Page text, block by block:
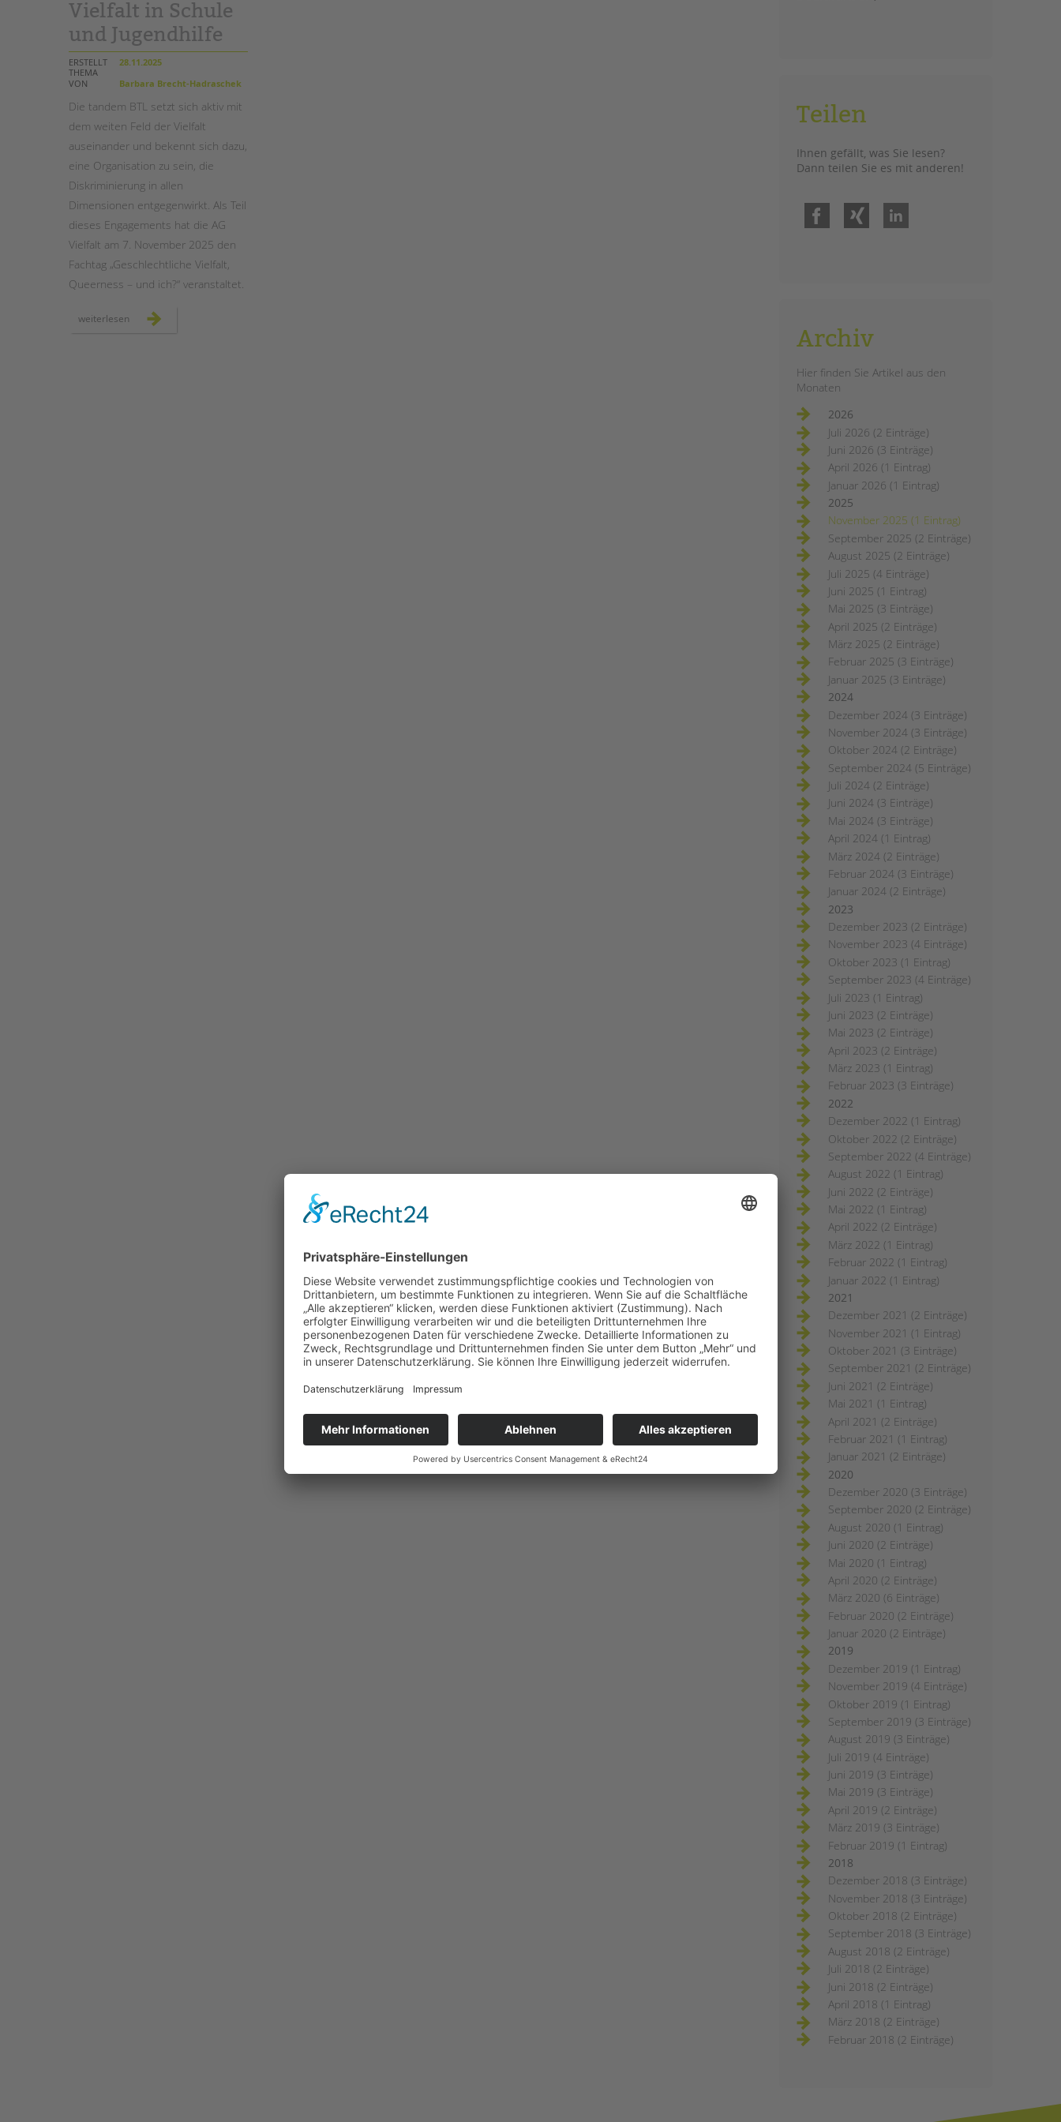
Vielfalt in Schule
und Jugendhilfe
ERSTELLT
28.11.2025
THEMA
VON
Barbara Brecht-Hadraschek
Die tandem BTL setzt sich aktiv mit
dem weiten Feld der Vielfalt
auseinander und bekennt sich dazu,
eine Organisation zu sein, die
Diskriminierung in allen
Dimensionen entgegenwirkt. Als Teil
dieses Engagements hat die AG
Vielfalt am 7. November 2025 den
Fachtag „Geschlechtliche Vielfalt,
Queerness – und ich?“ veranstaltet.
weiterlesen vielfalt
leben:
Teilen
Ihnen gefällt, was Sie lesen?
Dann teilen Sie es mit anderen!
Facebook
Archiv
Hier finden Sie Artikel aus den
Monaten
2026
Juli 2026 (2 Einträge)
Juni 2026 (3 Einträge)
April 2026 (1 Eintrag)
Januar 2026 (1 Eintrag)
2025
November 2025 (1 Eintrag)
September 2025 (2 Einträge)
August 2025 (2 Einträge)
Juli 2025 (4 Einträge)
Juni 2025 (1 Eintrag)
Mai 2025 (3 Einträge)
April 2025 (2 Einträge)
März 2025 (2 Einträge)
Februar 2025 (3 Einträge)
Januar 2025 (3 Einträge)
2024
Dezember 2024 (3 Einträge)
November 2024 (3 Einträge)
Oktober 2024 (2 Einträge)
September 2024 (5 Einträge)
Juli 2024 (2 Einträge)
Juni 2024 (3 Einträge)
Mai 2024 (3 Einträge)
April 2024 (1 Eintrag)
März 2024 (2 Einträge)
Februar 2024 (3 Einträge)
Januar 2024 (2 Einträge)
2023
Dezember 2023 (2 Einträge)
November 2023 (4 Einträge)
Oktober 2023 (1 Eintrag)
September 2023 (4 Einträge)
Juli 2023 (1 Eintrag)
Juni 2023 (2 Einträge)
Mai 2023 (2 Einträge)
April 2023 (2 Einträge)
März 2023 (1 Eintrag)
Februar 2023 (3 Einträge)
2022
Dezember 2022 (1 Eintrag)
Oktober 2022 (2 Einträge)
September 2022 (4 Einträge)
August 2022 (1 Eintrag)
Juni 2022 (2 Einträge)
Mai 2022 (1 Eintrag)
April 2022 (2 Einträge)
März 2022 (1 Eintrag)
Februar 2022 (1 Eintrag)
Januar 2022 (1 Eintrag)
2021
Dezember 2021 (2 Einträge)
November 2021 (1 Eintrag)
Oktober 2021 (3 Einträge)
September 2021 (2 Einträge)
Juni 2021 (2 Einträge)
Mai 2021 (1 Eintrag)
April 2021 (2 Einträge)
Februar 2021 (1 Eintrag)
Januar 2021 (2 Einträge)
2020
Dezember 2020 (3 Einträge)
September 2020 (2 Einträge)
August 2020 (1 Eintrag)
Juni 2020 (2 Einträge)
Mai 2020 (1 Eintrag)
April 2020 (2 Einträge)
März 2020 (6 Einträge)
Februar 2020 (2 Einträge)
Januar 2020 (2 Einträge)
2019
Dezember 2019 (1 Eintrag)
November 2019 (4 Einträge)
Oktober 2019 (1 Eintrag)
September 2019 (3 Einträge)
August 2019 (3 Einträge)
Juli 2019 (4 Einträge)
Juni 2019 (3 Einträge)
Mai 2019 (3 Einträge)
April 2019 (2 Einträge)
März 2019 (3 Einträge)
Februar 2019 (1 Eintrag)
2018
Dezember 2018 (3 Einträge)
November 2018 (3 Einträge)
Oktober 2018 (2 Einträge)
September 2018 (3 Einträge)
August 2018 (2 Einträge)
Juli 2018 (2 Einträge)
Juni 2018 (2 Einträge)
April 2018 (1 Eintrag)
März 2018 (2 Einträge)
Februar 2018 (2 Einträge)